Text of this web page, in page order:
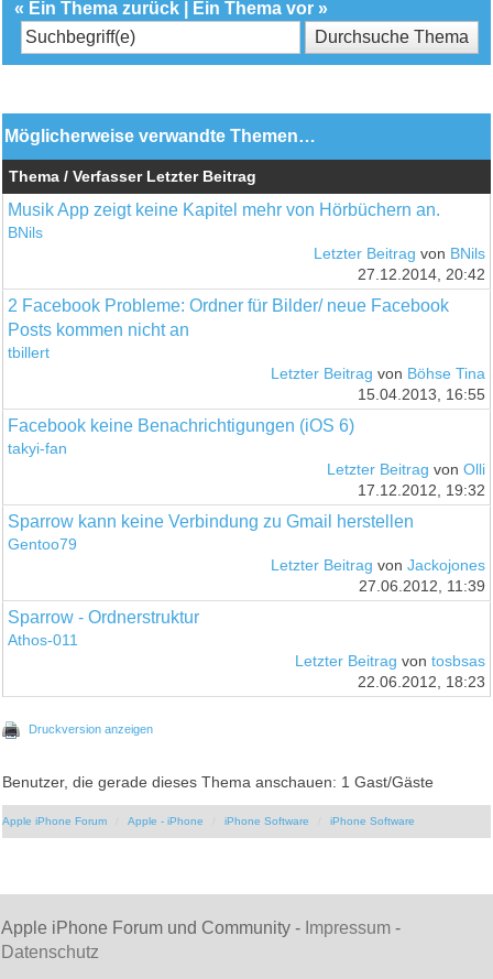
« Ein Thema zurück Ein Thema vor »
Möglicherweise verwandte Themen…
Thema / Verfasser Letzter Beitrag
Musik App zeigt keine Kapitel mehr von Hörbüchern an.
BNils
Letzter Beitrag von BNils
27.12.2014, 20:42
2 Facebook Probleme: Ordner für Bilder/ neue Facebook
Posts kommen nicht an
tbillert
Letzter Beitrag von Böhse Tina
15.04.2013, 16:55
Facebook keine Benachrichtigungen (iOS 6)
takyi-fan
Letzter Beitrag von Olli
17.12.2012, 19:32
Sparrow kann keine Verbindung zu Gmail herstellen
Gentoo79
Letzter Beitrag von Jackojones
27.06.2012, 11:39
Sparrow - Ordnerstruktur
Athos-011
Letzter Beitrag von tosbsas
22.06.2012, 18:23
Druckversion anzeigen
Benutzer, die gerade dieses Thema anschauen: 1 Gast/Gäste
Apple iPhone Forum Apple - iPhone iPhone Software iPhone Software
Apple iPhone Forum und Community - Impressum -
Datenschutz